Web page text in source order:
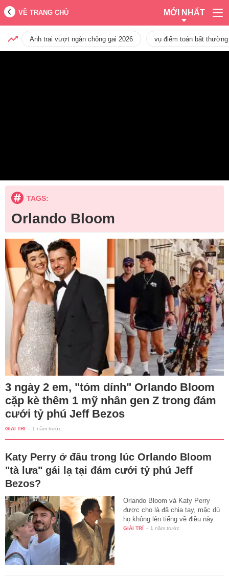
VỀ TRANG CHỦ MỚI NHẤT
Anh trai vượt ngàn chông gai 2026 vụ điểm toán bất
TAGS:
Orlando Bloom
3 ngày 2 em, "tóm dính" Orlando Bloom
cặp kè thêm 1 mỹ nhân gen Z trong đám
cưới tỷ phú Jeff Bezos
GIẢI TRÍ - 1 năm trước
Katy Perry ở đâu trong lúc Orlando Bloom
"tà lưa" gái lạ tại đám cưới tỷ phú Jeff
Bezos?
Orlando Bloom và Katy Perry
được cho là đã chia tay, mặc dù
họ không lên tiếng về điều này.
GIẢI TRÍ - 1 năm trước